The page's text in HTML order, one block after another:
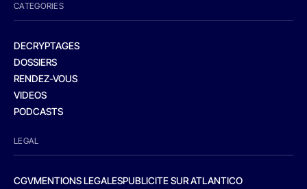
CATEGORIES
DECRYPTAGES
DOSSIERS
RENDEZ-VOUS
VIDEOS
PODCASTS
LEGAL
CGVMENTIONS LEGALESPUBLICITE SUR ATLANTICO